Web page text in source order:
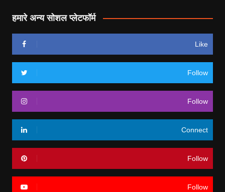
हमारे अन्य सोशल प्लेटफॉर्म
Like
Follow
Follow
Connect
Follow
Follow